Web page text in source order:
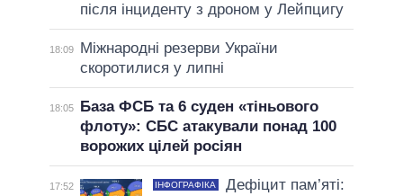
після інциденту з дроном у Лейпцигу
18:09
Міжнародні резерви України
скоротилися у липні
18:05
База ФСБ та 6 суден «тіньового
флоту»: СБС атакували понад 100
ворожих цілей росіян
17:52 ІНФОГРАФІКА
Дефіцит пам’яті: